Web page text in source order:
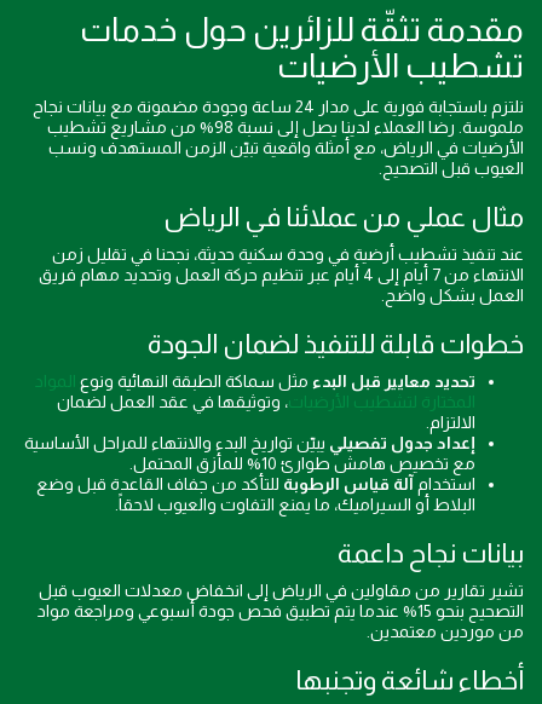
مقدمة تثقّة للزائرين حول خدمات
تشطيب الأرضيات
نلتزم باستجابة فورية على مدار 24 ساعة وجودة مضمونة مع بيانات نجاح
ملموسة. رضا العملاء لدينا يصل إلى نسبة 98% من مشاريع تشطيب
الأرضيات في الرياض، مع أمثلة واقعية تبيّن الزمن المستهدف ونسب
العيوب قبل التصحيح.
مثال عملي من عملائنا في الرياض
عند تنفيذ تشطيب أرضية في وحدة سكنية حديثة، نجحنا في تقليل زمن
الانتهاء من 7 أيام إلى 4 أيام عبر تنظيم حركة العمل وتحديد مهام فريق
العمل بشكل واضح.
خطوات قابلة للتنفيذ لضمان الجودة
تحديد معايير قبل البدء مثل سماكة الطبقة النهائية ونوع المواد
المختارة لتشطيب الأرضيات، وتوثيقها في عقد العمل لضمان
الالتزام.
إعداد جدول تفصيلي يبيّن تواريخ البدء والانتهاء للمراحل الأساسية
مع تخصيص هامش طوارئ 10% للمأزق المحتمل.
استخدام آلة قياس الرطوبة للتأكد من جفاف القاعدة قبل وضع
البلاط أو السيراميك، ما يمنع التفاوت والعيوب لاحقاً.
بيانات نجاح داعمة
تشير تقارير من مقاولين في الرياض إلى انخفاض معدلات العيوب قبل
التصحيح بنحو 15% عندما يتم تطبيق فحص جودة أسبوعي ومراجعة مواد
من موردين معتمدين.
أخطاء شائعة وتجنبها